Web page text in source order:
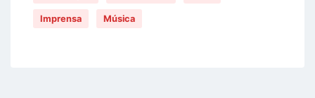
Imprensa Música